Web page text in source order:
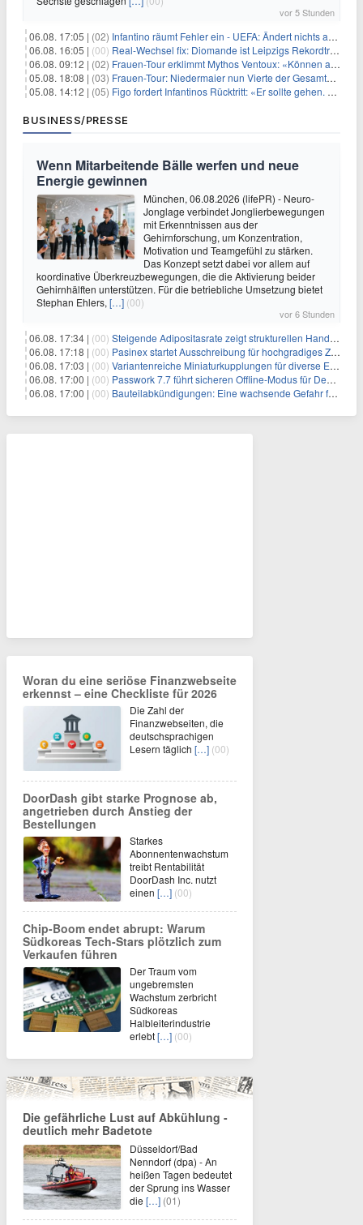
vor 5 Stunden
06.08. 17:05 | (02) Infantino räumt Fehler ein - UEFA: Ändert nichts an Boykott
06.08. 16:05 | (00) Real-Wechsel fix: Diomande ist Leipzigs Rekordtransfer
06.08. 09:12 | (02) Frauen-Tour erklimmt Mythos Ventoux: «Können alles schaffen»
05.08. 18:08 | (03) Frauen-Tour: Niedermaier nun Vierte der Gesamtwertung
05.08. 14:12 | (05) Figo fordert Infantinos Rücktritt: «Er sollte gehen. Jetzt»
BUSINESS/PRESSE
Wenn Mitarbeitende Bälle werfen und neue
Energie gewinnen
München, 06.08.2026 (lifePR) - Neuro-
Jonglage verbindet Jonglierbewegungen
mit Erkenntnissen aus der
Gehirnforschung, um Konzentration,
Motivation und Teamgefühl zu stärken.
Das Konzept setzt dabei vor allem auf
koordinative Überkreuzbewegungen, die die Aktivierung beider
Gehirnhälften unterstützen. Für die betriebliche Umsetzung bietet
Stephan Ehlers, […] (00)
vor 6 Stunden
06.08. 17:34 | (00) Steigende Adipositasrate zeigt strukturellen Handlungsbedarf bei der Ernährung schulpflichtiger Kinder
06.08. 17:18 | (00) Pasinex startet Ausschreibung für hochgradiges Zinksulfidkonzentrat mit Germanium- und Silbergehalten und stellt ein Betriebsupdate bereit
06.08. 17:03 | (00) Variantenreiche Miniaturkupplungen für diverse Einsatzbereiche
06.08. 17:00 | (00) Passwork 7.7 führt sicheren Offline-Modus für Desktop- und Mobile-Apps ein
06.08. 17:00 | (00) Bauteilabkündigungen: Eine wachsende Gefahr für industrielle Elektroniksysteme
Woran du eine seriöse Finanzwebseite
erkennst – eine Checkliste für 2026
Die Zahl der
Finanzwebseiten, die
deutschsprachigen
Lesern täglich […] (00)
DoorDash gibt starke Prognose ab,
angetrieben durch Anstieg der
Bestellungen
Starkes
Abonnentenwachstum
treibt Rentabilität
DoorDash Inc. nutzt
einen […] (00)
Chip-Boom endet abrupt: Warum
Südkoreas Tech-Stars plötzlich zum
Verkaufen führen
Der Traum vom
ungebremsten
Wachstum zerbricht
Südkoreas
Halbleiterindustrie
erlebt[…] (00)
Die gefährliche Lust auf Abkühlung -
deutlich mehr Badetote
Düsseldorf/Bad
Nenndorf (dpa) - An
heißen Tagen bedeutet
der Sprung ins Wasser
die […] (01)